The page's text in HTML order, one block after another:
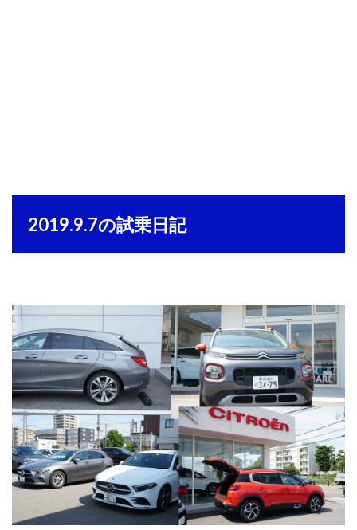
2019.9.7の試乗日記